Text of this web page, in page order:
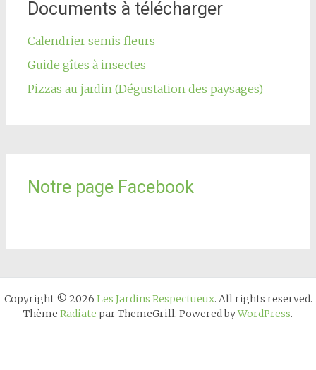
Documents à télécharger
Calendrier semis fleurs
Guide gîtes à insectes
Pizzas au jardin (Dégustation des paysages)
Notre page Facebook
Copyright © 2026 Les Jardins Respectueux. All rights reserved.
Thème Radiate par ThemeGrill. Powered byWordPress.